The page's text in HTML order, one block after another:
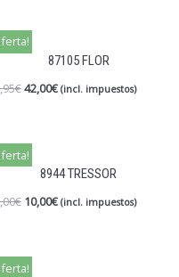
87105 FLOR
€42,00€ (incl. impuestos)
8944 TRESSOR
€ 10,00€ (incl. impuestos)